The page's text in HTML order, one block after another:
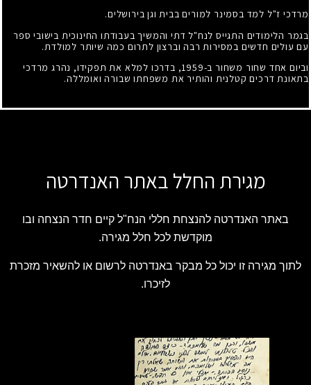
מרדכי ז"ל למד בסמינר למורים בבית וגן בירושלים.
בגמר הלימודים התגייס לנח"ל דתי והמשיך בעבודתו החינוכית בישובי ספר
עם עולים חדשים במסירות רבה וברצון לתרום כמה שיותר למולדת.
וביום אחד שחור משחור ב-1959, בדרכו למלא את תפקידו, נהרג מרדכי
בתאונת דרכים קטלנית והותיר את משפחתו שבורה ואומללה.
מגירת החלל באתר האנדרטה
באתר האנדרטה להנצחת חללי הנח"ל קיים חדר הנצחה ובו
מוקדשת לכל חלל מגירה.
לתוך מגירה זו יכול כל מבקר באנדרטה לרשום או להשאיר מזכרת
לזיכרו.